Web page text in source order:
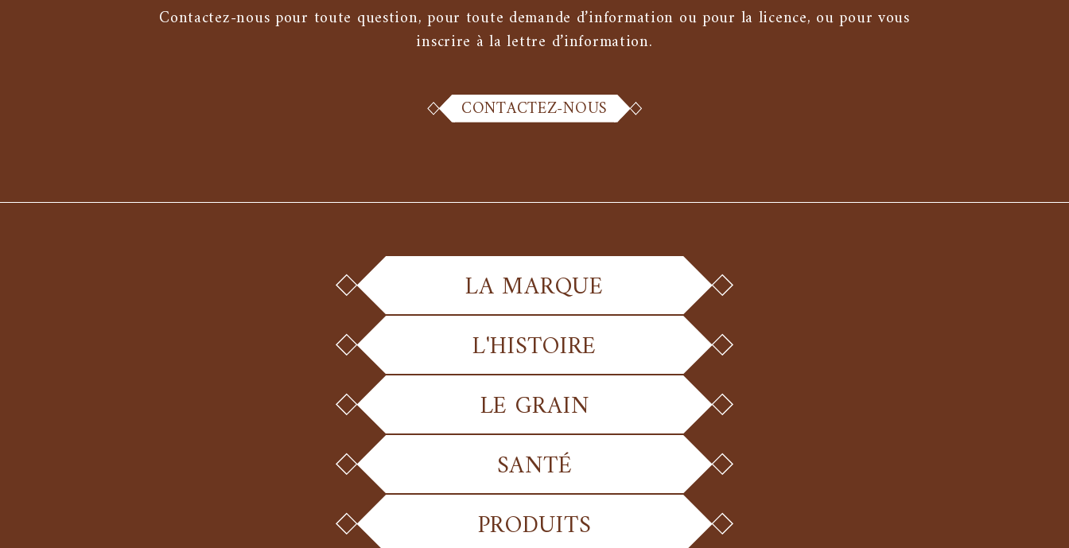
Contactez-nous pour toute question, pour toute demande d’information ou pour la licence, ou pour vous
inscrire à la lettre d’information.
CONTACTEZ-NOUS
LA MARQUE
L'HISTOIRE
LE GRAIN
SANTÉ
PRODUITS